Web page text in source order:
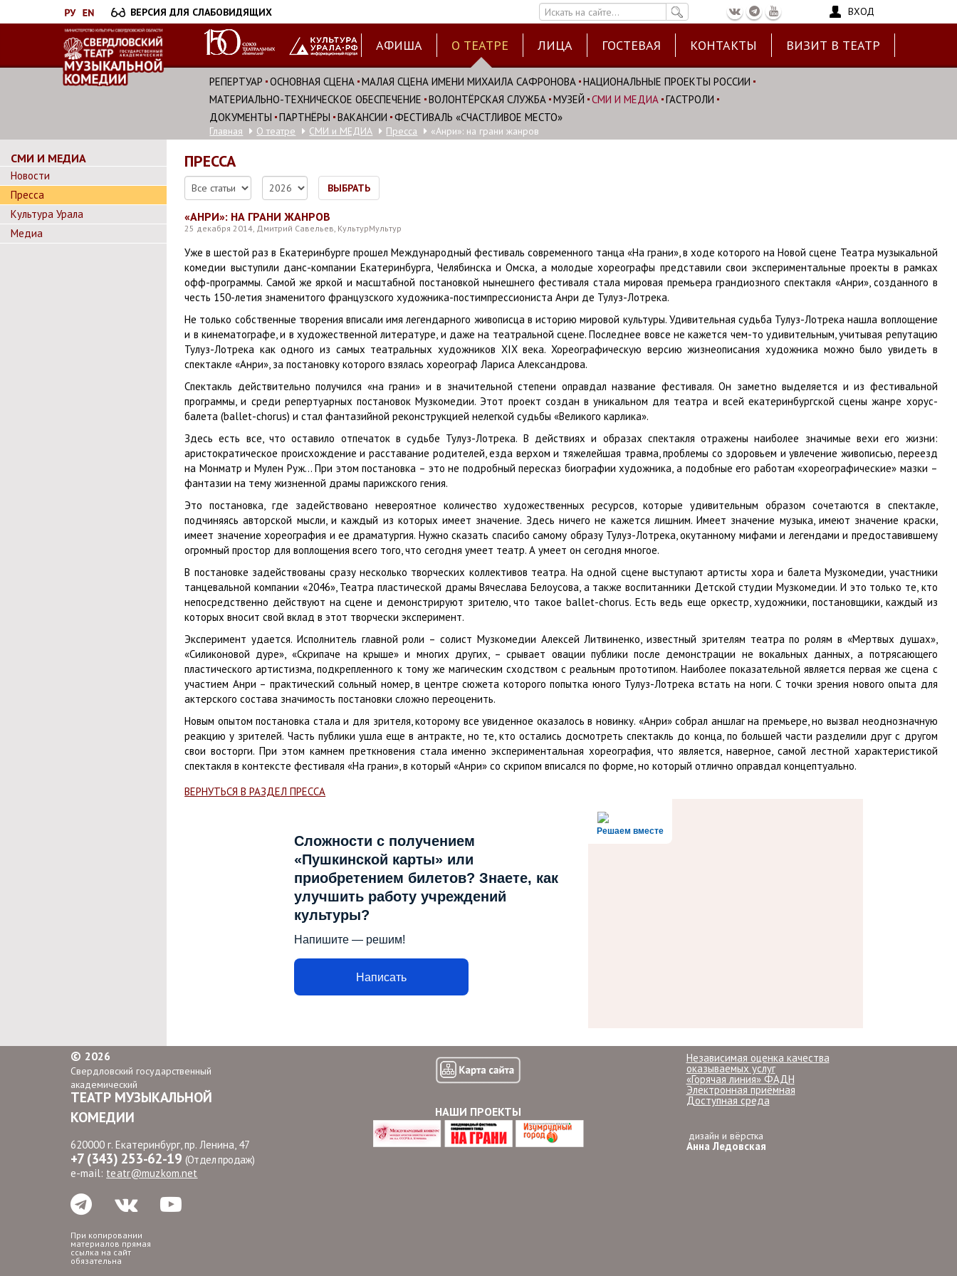
к
ВЕРСИЯ ДЛЯ СЛАБОВИДЯЩИХ
ВХОД
АФИША О ТЕАТРЕ ЛИЦА ГОСТЕВАЯ КОНТАКТЫ ВИЗИТ В ТЕАТР
РЕПЕРТУАР ОСНОВНАЯ СЦЕНА МАЛАЯ СЦЕНА ИМЕНИ МИХАИЛА САФРОНОВА НАЦИОНАЛЬНЫЕ ПРОЕКТЫ РОССИИ
МАТЕРИАЛЬНО-ТЕХНИЧЕСКОЕ ОБЕСПЕЧЕНИЕ
ВОЛОНТЁРСКАЯ СЛУЖБА МУЗЕЙ СМИ И МЕДИА ГАСТРОЛИ
ДОКУМЕНТЫ
ПАРТНЁРЫ ВАКАНСИИ ФЕСТИВАЛЬ «СЧАСТЛИВОЕ МЕСТО»
Главная О театре СМИ и МЕДИА Пресса «Анри»: на грани жанров
СМИ И МЕДИА
Новости
Пресса
Культура Урала
Медиа
ПРЕССА
ВЫБРАТЬ
«АНРИ»: НА ГРАНИ ЖАНРОВ
25 декабря 2014, Дмитрий Савельев, КультурМультур
Уже в шестой раз в Екатеринбурге прошел Международный фестиваль современного танца «На грани», в ходе которого на Новой сцене Театра музыкальной
комедии выступили данс-компании Екатеринбурга, Челябинска и Омска, а молодые хореографы представили свои экспериментальные проекты в рамках
офф-программы. Самой же яркой и масштабной постановкой нынешнего фестиваля стала мировая премьера грандиозного спектакля «Анри», созданного в
честь 150-летия знаменитого французского художника-постимпрессиониста Анри де Тулуз-Лотрека.
Не только собственные творения вписали имя легендарного живописца в историю мировой культуры. Удивительная судьба Тулуз-Лотрека нашла воплощение
и в кинематографе, и в художественной литературе, и даже на театральной сцене. Последнее вовсе не кажется чем-то удивительным, учитывая репутацию
Тулуз-Лотрека как одного из самых театральных художников XIX века. Хореографическую версию жизнеописания художника можно было увидеть в
спектакле «Анри», за постановку которого взялась хореограф Лариса Александрова.
Спектакль действительно получился «на грани» и в значительной степени оправдал название фестиваля. Он заметно выделяется и из фестивальной
программы, и среди репертуарных постановок Музкомедии. Этот проект создан в уникальном для театра и всей екатеринбургской сцены жанре хорус-
балета (ballet-chorus) и стал фантазийной реконструкцией нелегкой судьбы «Великого карлика».
Здесь есть все, что оставило отпечаток в судьбе Тулуз-Лотрека. В действиях и образах спектакля отражены наиболее значимые вехи его жизни:
аристократическое происхождение и расставание родителей, езда верхом и тяжелейшая травма, проблемы со здоровьем и увлечение живописью, переезд
на Монматр и Мулен Руж… При этом постановка – это не подробный пересказ биографии художника, а подобные его работам «хореографические» мазки –
фантазии на тему жизненной драмы парижского гения.
Это постановка, где задействовано невероятное количество художественных ресурсов, которые удивительным образом сочетаются в спектакле,
подчиняясь авторской мысли, и каждый из которых имеет значение. Здесь ничего не кажется лишним. Имеет значение музыка, имеют значение краски,
имеет значение хореография и ее драматургия. Нужно сказать спасибо самому образу Тулуз-Лотрека, окутанному мифами и легендами и предоставившему
огромный простор для воплощения всего того, что сегодня умеет театр. А умеет он сегодня многое.
В постановке задействованы сразу несколько творческих коллективов театра. На одной сцене выступают артисты хора и балета Музкомедии, участники
танцевальной компании «2046», Театра пластической драмы Вячеслава Белоусова, а также воспитанники Детской студии Музкомедии. И это только те, кто
непосредственно действуют на сцене и демонстрируют зрителю, что такое ballet-chorus. Есть ведь еще оркестр, художники, постановщики, каждый из
которых вносит свой вклад в этот творчески эксперимент.
Эксперимент удается. Исполнитель главной роли – солист Музкомедии Алексей Литвиненко, известный зрителям театра по ролям в «Мертвых душах»,
«Силиконовой дуре», «Скрипаче на крыше» и многих других, – срывает овации публики после демонстрации не вокальных данных, а потрясающего
пластического артистизма, подкрепленного к тому же магическим сходством с реальным прототипом. Наиболее показательной является первая же сцена с
участием Анри – практический сольный номер, в центре сюжета которого попытка юного Тулуз-Лотрека встать на ноги. С точки зрения нового опыта для
актерского состава значимость постановки сложно переоценить.
Новым опытом постановка стала и для зрителя, которому все увиденное оказалось в новинку. «Анри» собрал аншлаг на премьере, но вызвал неоднозначную
реакцию у зрителей. Часть публики ушла еще в антракте, но те, кто остались досмотреть спектакль до конца, по большей части разделили друг с другом
свои восторги. При этом камнем преткновения стала именно экспериментальная хореография, что является, наверное, самой лестной характеристикой
спектакля в контексте фестиваля «На грани», в который «Анри» со скрипом вписался по форме, но который отлично оправдал концептуально.
ВЕРНУТЬСЯ В РАЗДЕЛ ПРЕССА
Решаем вместе
Сложности с получением
«Пушкинской карты» или
приобретением билетов? Знаете, как
улучшить работу учреждений
культуры?
Напишите — решим!
Написать
© 2026
Свердловский государственный
академический
ТЕАТР МУЗЫКАЛЬНОЙ
КОМЕДИИ
620000 г. Екатеринбург, пр. Ленина, 47
+7 (343) 253-62-19 (Отдел продаж)
e-mail: teatr@muzkom.net
При копировании
материалов прямая
ссылка на сайт
обязательна
НАШИ ПРОЕКТЫ
Независимая оценка качества
оказываемых услуг
«Горячая линия» ФАДН
Электронная приёмная
Доступная среда
дизайн и вёрстка
Анна Ледовская